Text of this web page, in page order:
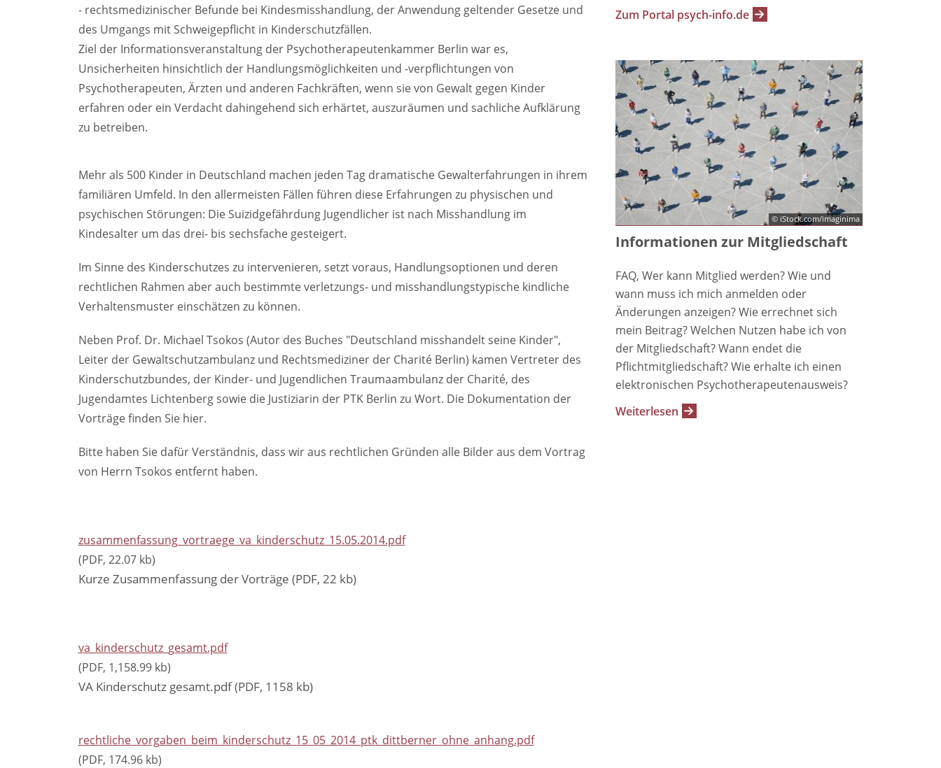
- rechtsmedizinischer Befunde bei Kindesmisshandlung, der Anwendung geltender Gesetze und
des Umgangs mit Schweigepflicht in Kinderschutzfällen.
Ziel der Informationsveranstaltung der Psychotherapeutenkammer Berlin war es,
Unsicherheiten hinsichtlich der Handlungsmöglichkeiten und -verpflichtungen von
Psychotherapeuten, Ärzten und anderen Fachkräften, wenn sie von Gewalt gegen Kinder
erfahren oder ein Verdacht dahingehend sich erhärtet, auszuräumen und sachliche Aufklärung
zu betreiben.
Mehr als 500 Kinder in Deutschland machen jeden Tag dramatische Gewalterfahrungen in ihrem
familiären Umfeld. In den allermeisten Fällen führen diese Erfahrungen zu physischen und
psychischen Störungen: Die Suizidgefährdung Jugendlicher ist nach Misshandlung im
Kindesalter um das drei- bis sechsfache gesteigert.
Im Sinne des Kinderschutzes zu intervenieren, setzt voraus, Handlungsoptionen und deren
rechtlichen Rahmen aber auch bestimmte verletzungs- und misshandlungstypische kindliche
Verhaltensmuster einschätzen zu können.
Neben Prof. Dr. Michael Tsokos (Autor des Buches "Deutschland misshandelt seine Kinder",
Leiter der Gewaltschutzambulanz und Rechtsmediziner der Charité Berlin) kamen Vertreter des
Kinderschutzbundes, der Kinder- und Jugendlichen Traumaambulanz der Charité, des
Jugendamtes Lichtenberg sowie die Justiziarin der PTK Berlin zu Wort. Die Dokumentation der
Vorträge finden Sie hier.
Bitte haben Sie dafür Verständnis, dass wir aus rechtlichen Gründen alle Bilder aus dem Vortrag
von Herrn Tsokos entfernt haben.
zusammenfassung_vortraege_va_kinderschutz_15.05.2014.pdf
(PDF, 22.07 kb)
Kurze Zusammenfassung der Vorträge (PDF, 22 kb)
va_kinderschutz_gesamt.pdf
(PDF, 1,158.99 kb)
VA Kinderschutz gesamt.pdf (PDF, 1158 kb)
rechtliche_vorgaben_beim_kinderschutz_15_05_2014_ptk_dittberner_ohne_anhang.pdf
(PDF, 174.96 kb)
Zum Portal psych-info.de
© iStock.com/imaginima
Informationen zur Mitgliedschaft
FAQ, Wer kann Mitglied werden? Wie und
wann muss ich mich anmelden oder
Änderungen anzeigen? Wie errechnet sich
mein Beitrag? Welchen Nutzen habe ich von
der Mitgliedschaft? Wann endet die
Pflichtmitgliedschaft? Wie erhalte ich einen
elektronischen Psychotherapeutenausweis?
Weiterlesen